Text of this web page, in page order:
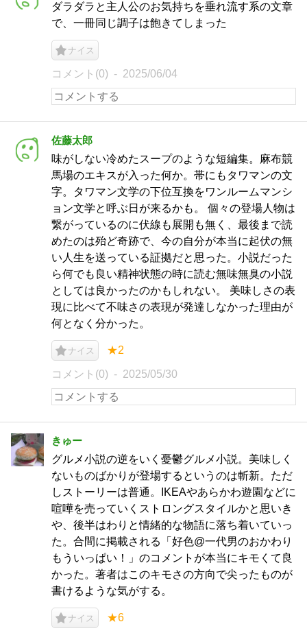
ダラダラと主人公のお気持ちを垂れ流す系の文章
で、一冊同じ調子は飽きてしまった
ナイス
コメント(0) 2025/06/04
佐藤太郎
味がしない冷めたスープのような短編集。麻布競
馬場のエキスが入った何か。帯にもタワマンの文
字。タワマン文学の下位互換をワンルームマンシ
ョン文学と呼ぶ日が来るかも。 個々の登場人物は
繋がっているのに伏線も展開も無く、最後まで読
めたのは殆ど奇跡で、今の自分が本当に起伏の無
い人生を送っている証拠だと思った。小説だった
ら何でも良い精神状態の時に読む無味無臭の小説
としては良かったのかもしれない。 美味しさの表
現に比べて不味さの表現が発達しなかった理由が
何となく分かった。
ナイス ★2
コメント(0) 2025/05/30
きゅー
グルメ小説の逆をいく憂鬱グルメ小説。美味しく
ないものばかりが登場するというのは斬新。ただ
しストーリーは普通。IKEAやあらかわ遊園などに
喧嘩を売っていくストロングスタイルかと思いき
や、後半はわりと情緒的な物語に落ち着いていっ
た。合間に掲載される「好色@一代男のおかわり
もういっぱい！」のコメントが本当にキモくて良
かった。著者はこのキモさの方向で尖ったものが
書けるような気がする。
ナイス ★6